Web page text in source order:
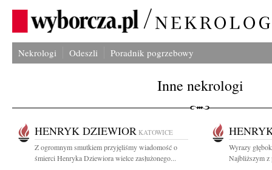
Nekrologi Odeszli Poradnik pogrzebowy
Inne nekrologi
HENRYK DZIEWIOR KATOWICE
Z ogromnym smutkiem przyjęliśmy wiadomość o
śmierci Henryka Dziewiora wielce zasłużonego...
Wyrazy
Najbliższym z